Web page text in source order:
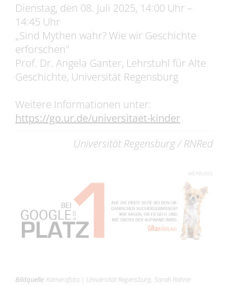
Dienstag, den 08. Juli 2025, 14:00 Uhr –
14:45 Uhr
„Sind Mythen wahr? Wie wir Geschichte
erforschen"
Prof. Dr. Angela Ganter, Lehrstuhl für Alte
Geschichte, Universität Regensburg
Weitere Informationen unter:
https://go.ur.de/universitaet-kinder
Universität Regensburg / RNRed
WERBUNG
Bildquelle: Kamerafoto | Universität Regensburg, Sarah Rohrer